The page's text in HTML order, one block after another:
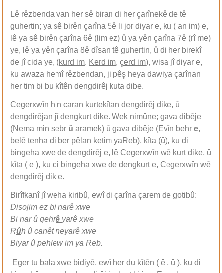
Lê rêzbenda van her sê biran di her çarînekê de tê
guhertin; ya sê birên çarîna 5ê li jor diyar e, ku ( an im) e,
lê ya sê birên çarîna 6ê (lim ez) û ya yên çarîna 7ê (rî me)
ye, lê ya yên çarîna 8ê dîsan tê guhertin, û di her birekî
de jî cida ye, (kurd im. Kerd im, çerd im), wisa jî diyar e,
ku awaza hemî rêzbendan, ji pêş heya dawiya çarînan
her tim bi bu kîtên dengdirêj kuta dibe.
Cegerxwîn hin caran kurtekîtan dengdirêj dike, û
dengdirêjan jî dengkurt dike. Wek nimûne; gava dibêje
(Nema min sebr û aramek) û gava dibêje (Evîn behr e,
belê tenha di ber pêlan ketim yaReb), kîta (û), ku di
bingeha xwe de dengdirêj e, lê Cegerxwîn wê kurt dike, û
kîta ( e ), ku di bingeha xwe de dengkurt e, Cegerxwîn wê
dengdirêj dik e.
Birîfkanî jî weha kiribû, ewî di çarîna çarem de gotibû:
Disojim ez bi narê xwe
Bi nar û qehrê yarê xwe
Rûh û canêt neyarê xwe
Biyar û pehlew im ya Reb.
Eger tu bala xwe bidiyê, ewî her du kîtên ( ê , û ), ku di